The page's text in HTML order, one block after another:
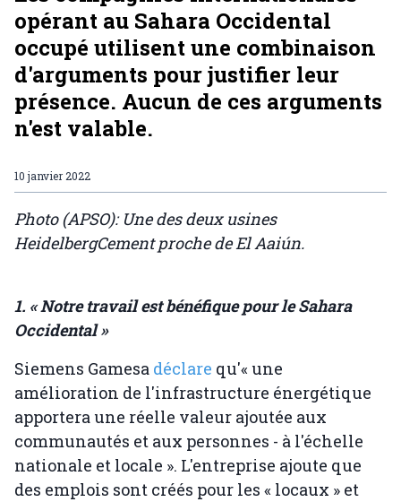
opérant au Sahara Occidental
occupé utilisent une combinaison
d'arguments pour justifier leur
présence. Aucun de ces arguments
n'est valable.
10 janvier 2022
Photo (APSO): Une des deux usines
HeidelbergCement proche de El Aaiún.
1. « Notre travail est bénéfique pour le Sahara
Occidental »
Siemens Gamesa déclare qu'« une
amélioration de l'infrastructure énergétique
apportera une réelle valeur ajoutée aux
communautés et aux personnes - à l'échelle
nationale et locale ». L'entreprise ajoute que
des emplois sont créés pour les « locaux » et